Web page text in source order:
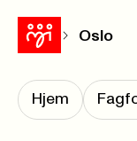
Oslo
Hjem